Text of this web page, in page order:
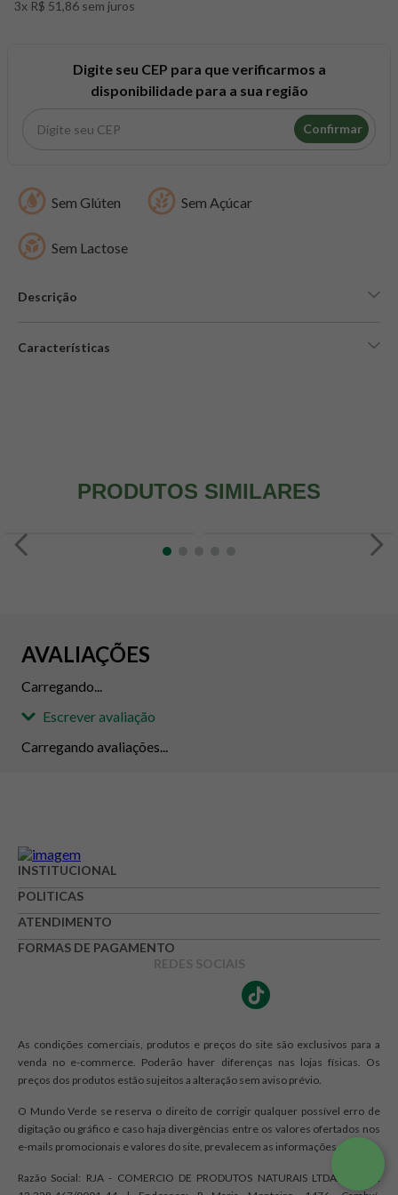
3x R$ 51,86 sem juros
Digite seu CEP para que verificarmos a
disponibilidade para a sua região
Confirmar
Sem Glúten Sem Açúcar
Sem Lactose
Descrição
Características
PRODUTOS SIMILARES
AVALIAÇÕES
Carregando...
Escrever avaliação
Avalie o produto de 1 até 5 estrelas
★★★
Seu nome
Carregando avaliações...
INSTITUCIONAL
POLITICAS
ATENDIMENTO
FORMAS DE PAGAMENTO
REDES SOCIAIS
As condições comerciais, produtos e preços do site são exclusivos para a
venda no e-commerce. Poderão haver diferenças nas lojas físicas. Os
preços dos produtos estão sujeitos a alteração sem aviso prévio.
O Mundo Verde se reserva o direito de corrigir qualquer possível erro de
digitação ou gráfico e caso haja divergências entre os valores ofertados nos
e-mails promocionais e valores do site, prevalecem as informações do site.
Razão Social: RJA - COMERCIO DE PRODUTOS NATURAIS LTDA. | CNPJ:
8º maca peruana
creatina mundo verde